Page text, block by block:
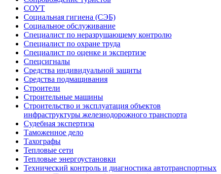
СОУТ
Социальная гигиена (СЭБ)
Социальное обслуживание
Специалист по неразрушающему контролю
Специалист по охране труда
Специалист по оценке и экспертизе
Спецсигналы
Средства индивидуальной защиты
Средства подмащивания
Строители
Строительные машины
Строительство и эксплуатация объектов
инфраструктуры железнодорожного транспорта
Судебная экспертиза
Таможенное дело
Тахографы
Тепловые сети
Тепловые энергоустановки
Технический контроль и диагностика автотранспортных